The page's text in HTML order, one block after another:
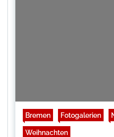
Bremen Fotogalerien
Weihnachten